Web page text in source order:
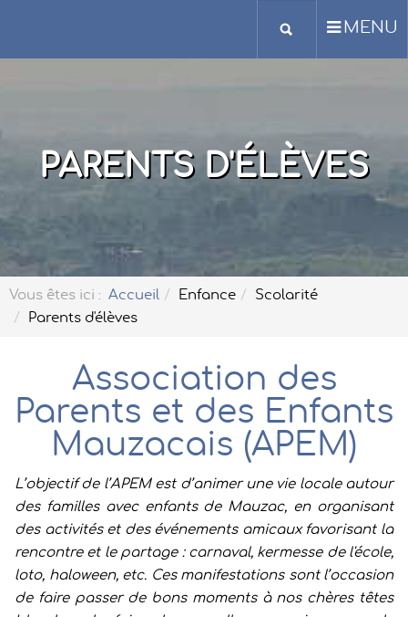
MENU
PARENTS D'ÉLÈVES
Vous êtes ici : Accueil Enfance
Scolarité
Parents d'élèves
Association des
Parents et des Enfants
Mauzacais (APEM)
L’objectif de l’APEM est d’animer une vie locale autour
des familles avec enfants de Mauzac, en organisant
des activités et des événements amicaux favorisant la
rencontre et le partage : carnaval, kermesse de l'école,
loto, haloween, etc. Ces manifestations sont l’occasion
de faire passer de bons moments à nos chères têtes